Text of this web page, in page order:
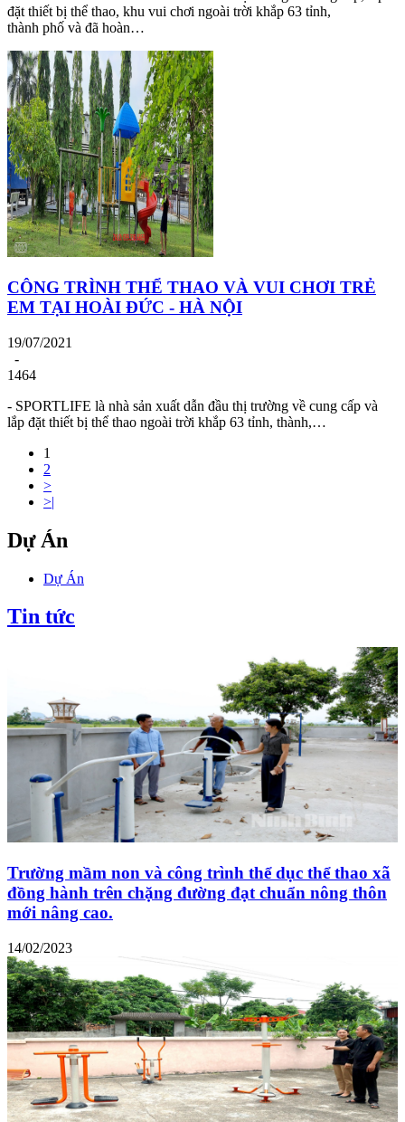
đặt thiết bị thể thao, khu vui chơi ngoài trời khắp 63 tỉnh,
thành phố và đã hoàn…
CÔNG TRÌNH THỂ THAO VÀ VUI CHƠI TRẺ
EM TẠI HOÀI ĐỨC - HÀ NỘI
19/07/2021
-
1464
- SPORTLIFE là nhà sản xuất dẫn đầu thị trường về cung cấp và
lắp đặt thiết bị thể thao ngoài trời khắp 63 tỉnh, thành,…
1
2
>
>|
Dự Án
Dự Án
Tin tức
Trường mầm non và công trình thể dục thể thao xã
đồng hành trên chặng đường đạt chuẩn nông thôn
mới nâng cao.
14/02/2023